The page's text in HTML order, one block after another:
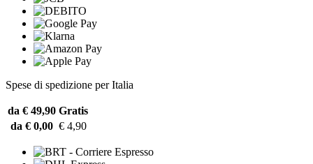
Spese di spedizione per Italia
da € 49,90 Gratis
da € 0,00 € 4,90